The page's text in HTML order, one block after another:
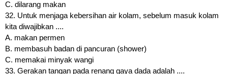
C. dilarang makan
32. Untuk menjaga kebersihan air kolam, sebelum masuk kolam
kita diwajibkan ....
A. makan permen
B. membasuh badan di pancuran (shower)
C. memakai minyak wangi
33. Gerakan tangan pada renang gaya dada adalah ....